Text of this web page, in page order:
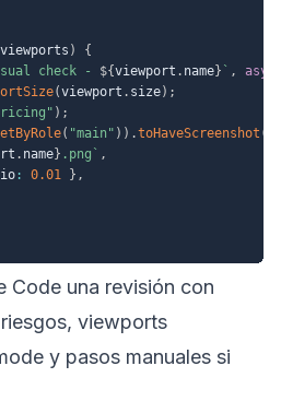
viewports )
{
check - ${viewport . name} ` ,
(viewport . size) ;
) ;
( "main" ) ) .toHaveScreenshot (
. name} .png ` ,
: 0.01 } ,
Code una revisión con
viewports
y pasos manuales si